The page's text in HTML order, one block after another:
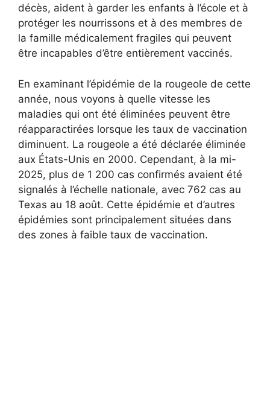
décès, aident à garder les enfants à l’école et à
protéger les nourrissons et à des membres de
la famille médicalement fragiles qui peuvent
être incapables d’être entièrement vaccinés.
En examinant l’épidémie de la rougeole de cette
année, nous voyons à quelle vitesse les
maladies qui ont été éliminées peuvent être
réapparactirées lorsque les taux de vaccination
diminuent. La rougeole a été déclarée éliminée
aux États-Unis en 2000. Cependant, à la mi-
2025, plus de 1 200 cas confirmés avaient été
signalés à l’échelle nationale, avec 762 cas au
Texas au 18 août. Cette épidémie et d’autres
épidémies sont principalement situées dans
des zones à faible taux de vaccination.